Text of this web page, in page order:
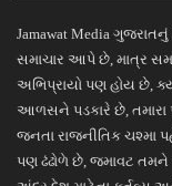
Jamawat Media
સમાચાર આપે છે, માત્ર
અભિપ્રાયો પણ હોય છે,
આળસને પડકારે છે, તમારા
જનતા રાજનીતિક ચશ્મા
પણ ઢંઢોળે છે, જમાવટ